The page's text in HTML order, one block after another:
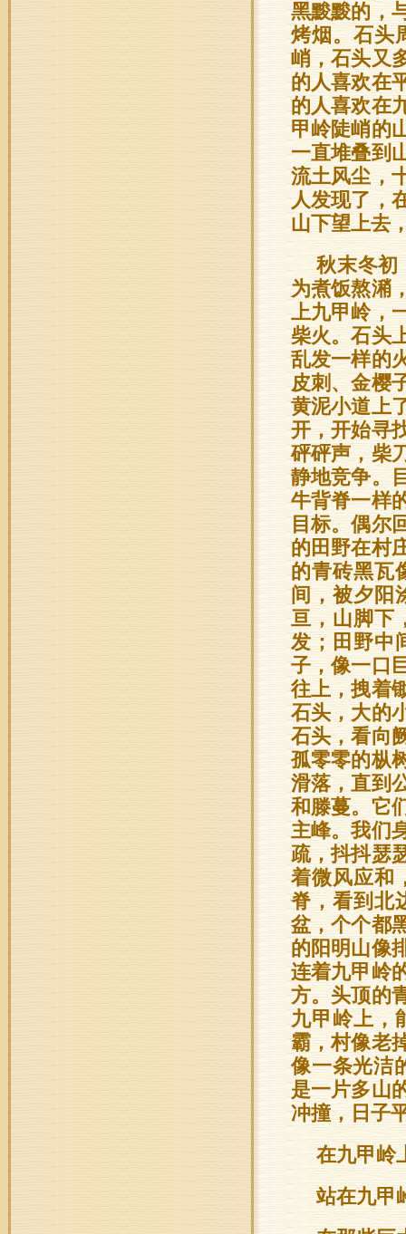
黑黢黢的，
烤烟。石头
峭，石头又
的人喜欢在
的人喜欢在
甲岭陡峭的
一直堆叠到
流土风尘，
人发现了，
山下望上去
秋末冬初
为煮饭熬潲
上九甲岭，
柴火。石头
乱发一样的
皮刺、金樱
黄泥小道上
开，开始寻
砰砰声，柴
静地竞争。
牛背脊一样
目标。偶尔
的田野在村
的青砖黑瓦
间，被夕阳
亘，山脚下
发；田野中
子，像一口
往上，拽着
石头，大的
石头，看向
孤零零的枞
滑落，直到
和滕蔓。它
主峰。我们
疏，抖抖瑟
着微风应和
脊，看到北
盆，个个都
的阳明山像
连着九甲岭
方。头顶的
九甲岭上，
霸，村像老
像一条光洁
是一片多山
冲撞，日子
在九甲岭
站在九甲